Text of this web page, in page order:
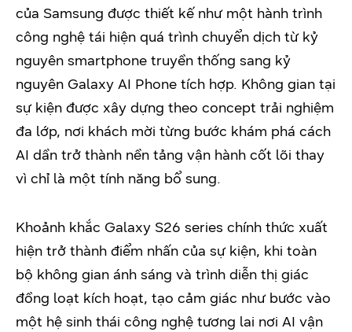
của Samsung được thiết kế như một hành trình
công nghệ tái hiện quá trình chuyển dịch từ kỷ
nguyên smartphone truyền thống sang kỷ
nguyên Galaxy AI Phone tích hợp. Không gian tại
sự kiện được xây dựng theo concept trải nghiệm
đa lớp, nơi khách mời từng bước khám phá cách
AI dần trở thành nền tảng vận hành cốt lõi thay
vì chỉ là một tính năng bổ sung.
Khoảnh khắc Galaxy S26 series chính thức xuất
hiện trở thành điểm nhấn của sự kiện, khi toàn
bộ không gian ánh sáng và trình diễn thị giác
đồng loạt kích hoạt, tạo cảm giác như bước vào
một hệ sinh thái công nghệ tương lai nơi AI vận